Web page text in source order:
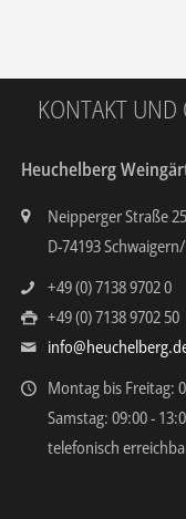
KONTAKT UND
Heuchelberg
Neipperger Straße
D-74193
+49 (0) 7138 9702 0
+49 (0) 7138 9702 50
Montag bis Freitag:
Samstag: 09:00 -
telefonisch